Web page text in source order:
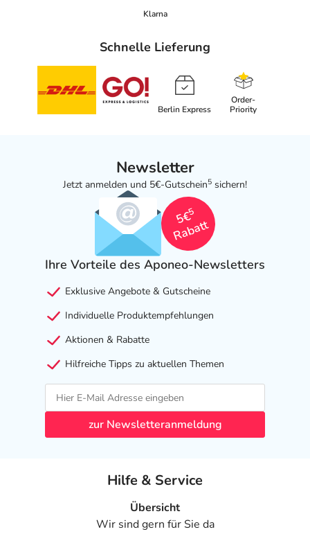
Klarna
Schnelle Lieferung
Berlin Express
Order-
Priority
Newsletter
Jetzt anmelden und 5€-Gutschein5 sichern!
5€
5
Rabatt
Ihre Vorteile des Aponeo-Newsletters
Exklusive Angebote & Gutscheine
Individuelle Produktempfehlungen
Aktionen & Rabatte
Hilfreiche Tipps zu aktuellen Themen
zur Newsletteranmeldung
Hilfe & Service
Übersicht
Wir sind gern für Sie da